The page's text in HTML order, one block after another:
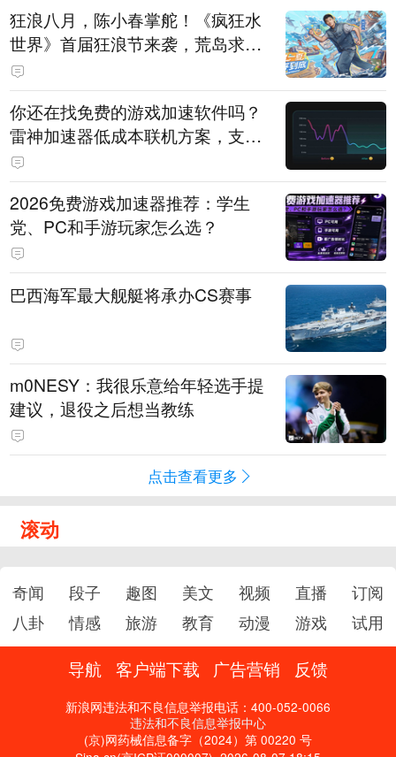
狂浪八月，陈小春掌舵！《疯狂水
世界》首届狂浪节来袭，荒岛求生
直播即将开启
你还在找免费的游戏加速软件吗？
雷神加速器低成本联机方案，支持
免费试用
2026免费游戏加速器推荐：学生
党、PC和手游玩家怎么选？
巴西海军最大舰艇将承办CS赛事
m0NESY：我很乐意给年轻选手提
建议，退役之后想当教练
点击查看更多
滚动
奇闻 段子 趣图 美文 视频 直播
订阅
八卦
情感 旅游 教育 动漫 游戏 试用
导航 客户端下载 广告营销 反馈
新浪网违法和不良信息举报电话：400-052-0066
违法和不良信息举报中心
(京)网药械信息备字（2024）第 00220 号